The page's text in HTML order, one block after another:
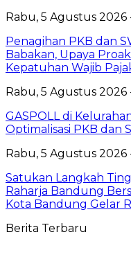
Rabu, 5 Agustus 2026
Penagihan PKB dan
Babakan, Upaya
Kepatuhan Wajib
Rabu, 5 Agustus 2026
GASPOLL di
Optimalisasi PKB dan
Rabu, 5 Agustus 2026
Satukan Langkah
Raharja Bandung
Kota Bandung Gelar
Berita Terbaru